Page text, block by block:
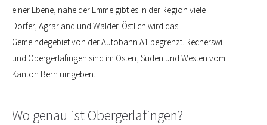
einer Ebene, nahe der Emme gibt es in der Region viele
Dörfer, Agrarland und Wälder. Östlich wird das
Gemeindegebiet von der Autobahn A1 begrenzt. Recherswil
und Obergerlafingen sind im Osten, Süden und Westen vom
Kanton Bern umgeben.
Wo genau ist Obergerlafingen?